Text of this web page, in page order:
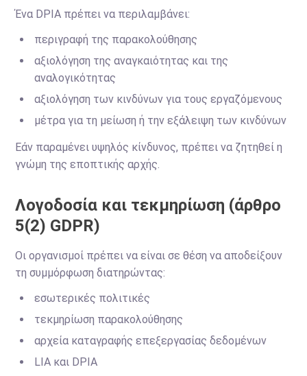
Ένα DPIA πρέπει να περιλαμβάνει:
περιγραφή της παρακολούθησης
αξιολόγηση της αναγκαιότητας και της
αναλογικότητας
αξιολόγηση των κινδύνων για τους εργαζόμενους
μέτρα για τη μείωση ή την εξάλειψη των κινδύνων
Εάν παραμένει υψηλός κίνδυνος, πρέπει να ζητηθεί η
γνώμη της εποπτικής αρχής.
Λογοδοσία και τεκμηρίωση (άρθρο
5(2) GDPR)
Οι οργανισμοί πρέπει να είναι σε θέση να αποδείξουν
τη συμμόρφωση διατηρώντας:
εσωτερικές πολιτικές
τεκμηρίωση παρακολούθησης
αρχεία καταγραφής επεξεργασίας δεδομένων
LIA και DPIA